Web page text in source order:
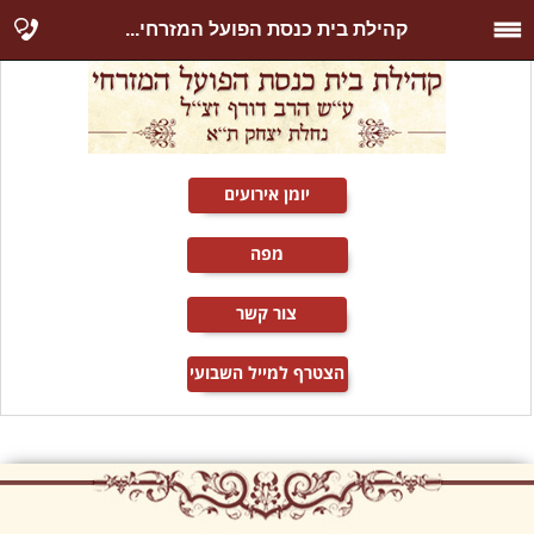
קהילת בית כנסת הפועל המזרחי...
מפה
יומן אירועים
צור קשר
הצטרף למייל השבועי